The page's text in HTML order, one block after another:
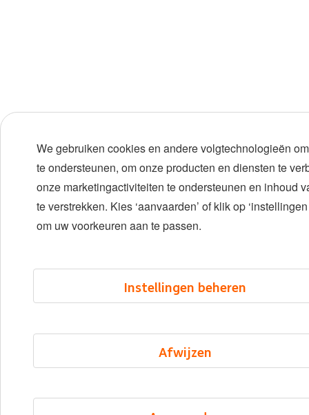
We gebruiken cookies en andere volgtechnologieën
te ondersteunen, om onze producten en diensten te
onze marketingactiviteiten te ondersteunen en inhoud
te verstrekken. Kies ‘aanvaarden’ of klik op
om uw voorkeuren aan te passen.
Afwijzen
Instellingen beheren